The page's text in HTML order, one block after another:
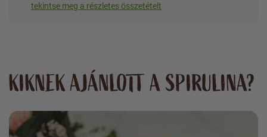
tekintse meg a részletes összetételt
KIKNEK AJÁNLOTT A SPIRULINA?